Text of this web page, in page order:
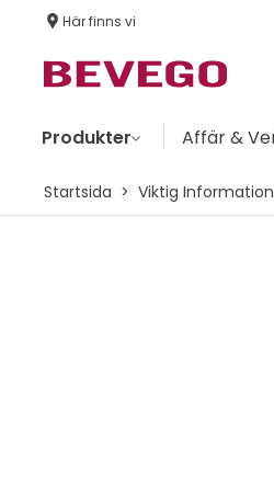
Här finns vi
Produkter Affär &
Startsida Viktig Information